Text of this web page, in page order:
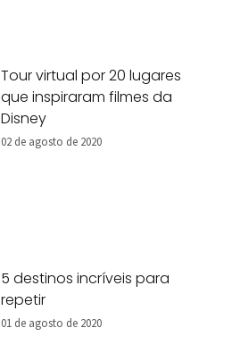
Tour virtual por 20 lugares
que inspiraram filmes da
Disney
02 de agosto de 2020
5 destinos incríveis para
repetir
01 de agosto de 2020